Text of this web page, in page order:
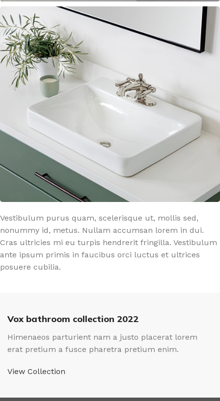
Vestibulum purus quam, scelerisque ut, mollis sed,
nonummy id, metus. Nullam accumsan lorem in dui.
Cras ultricies mi eu turpis hendrerit fringilla. Vestibulum
ante ipsum primis in faucibus orci luctus et ultrices
posuere cubilia.
Vox bathroom collection 2022
Himenaeos parturient nam a justo placerat lorem
erat pretium a fusce pharetra pretium enim.
View Collection